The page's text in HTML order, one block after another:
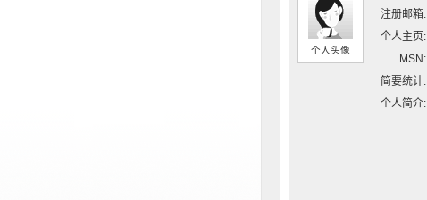
个人头像
注册邮箱:
个人主页:
MSN:
简要统计:
个人简介: